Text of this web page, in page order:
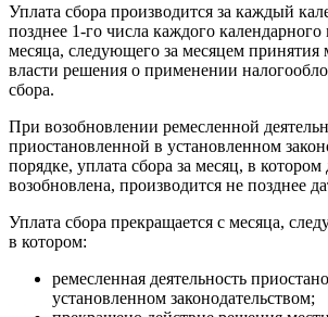
Уплата сбора производится за каждый
позднее 1-го числа каждого календарного
месяца, следующего за месяцем
власти решения о применении
сбора.
При возобновлении ремесленной
приостановленной в установленном
порядке, уплата сбора за месяц, в котором
возобновлена, производится не позднее
Уплата сбора прекращается с месяца,
в котором:
ремесленная деятельность
установленном законодательством;